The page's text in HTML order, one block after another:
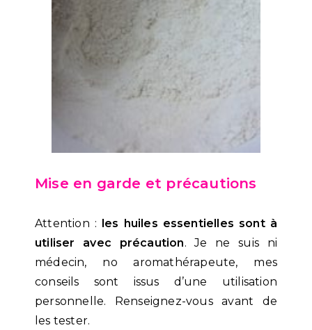
Mise en garde et précautions
Attention : les huiles essentielles sont à
utiliser avec précaution. Je ne suis ni
médecin, no aromathérapeute, mes
conseils sont issus d’une utilisation
personnelle. Renseignez-vous avant de
les tester.